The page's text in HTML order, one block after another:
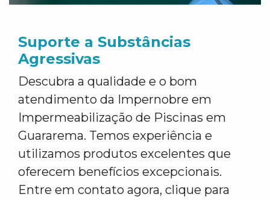
Suporte a Substâncias
Agressivas
Descubra a qualidade e o bom
atendimento da Impernobre em
Impermeabilização de Piscinas em
Guararema. Temos experiência e
utilizamos produtos excelentes que
oferecem benefícios excepcionais.
Entre em contato agora, clique para